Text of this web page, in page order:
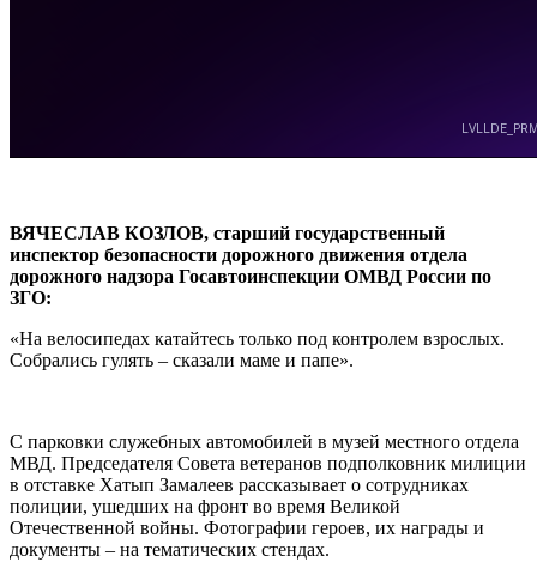
ВЯЧЕСЛАВ КОЗЛОВ, старший государственный
инспектор безопасности дорожного движения отдела
дорожного надзора Госавтоинспекции ОМВД России по
ЗГО:
«На велосипедах катайтесь только под контролем взрослых.
Собрались гулять – сказали маме и папе».
С парковки служебных автомобилей в музей местного отдела
МВД. Председателя Совета ветеранов подполковник милиции
в отставке Хатып Замалеев рассказывает о сотрудниках
полиции, ушедших на фронт во время Великой
Отечественной войны. Фотографии героев, их награды и
документы – на тематических стендах.